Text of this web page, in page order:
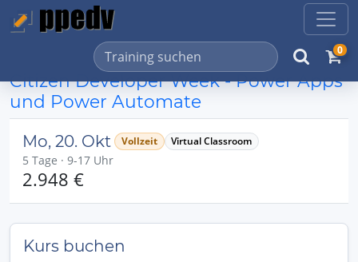
0
Citizen Developer Week - Power Apps
und Power Automate
Mo, 20. Okt Vollzeit Virtual Classroom
5 Tage · 9-17 Uhr
2.948 €
Kurs buchen